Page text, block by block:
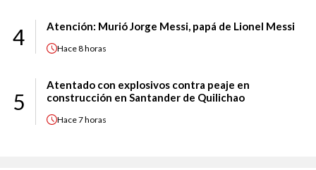
4 Atención: Murió Jorge Messi, papá de Lionel Messi
Hace8 horas
5
Atentado con explosivos contra peaje en
construcción en Santander de Quilichao
Hace7 horas